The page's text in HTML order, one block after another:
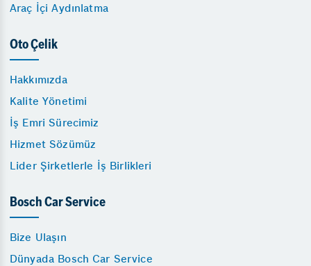
Araç İçi Aydınlatma
Oto Çelik
Hakkımızda
Kalite Yönetimi
İş Emri Sürecimiz
Hizmet Sözümüz
Lider Şirketlerle İş Birlikleri
Bosch Car Service
Bize Ulaşın
Dünyada Bosch Car Service